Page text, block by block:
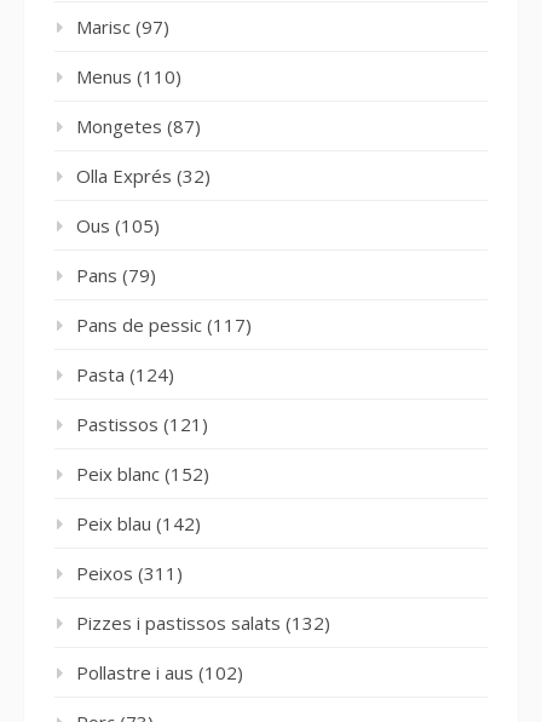
Marisc (97)
Menus (110)
Mongetes (87)
Olla Exprés (32)
Ous (105)
Pans (79)
Pans de pessic (117)
Pasta (124)
Pastissos (121)
Peix blanc (152)
Peix blau (142)
Peixos (311)
Pizzes i pastissos salats (132)
Pollastre i aus (102)